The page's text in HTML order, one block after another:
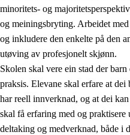
minoritets- og
og meiningsbryting. Arbeidet
og inkludere den enkelte på den
utøving av profesjonelt skjønn.
Skolen skal vere ein stad der
praksis. Elevane skal erfare at
har reell innverknad, og at dei
skal få erfaring med og
deltaking og medverknad, både i